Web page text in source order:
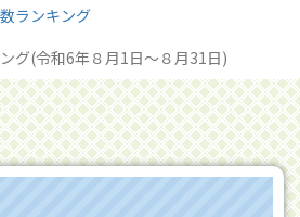
ランキング
グ(令和6年８月1日～８月31日)